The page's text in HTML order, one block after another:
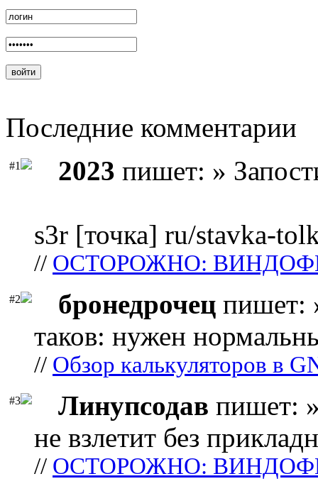
Последние комментарии
#1 2023 пишет: »
s3r [точка] ru/stavka-
// ОСТОРОЖНО:
#2 бронедрочец пишет:
таков: нужен
// Обзор калькуляторов в
#3 Линупсодав пишет:
не взлетит без
// ОСТОРОЖНО: